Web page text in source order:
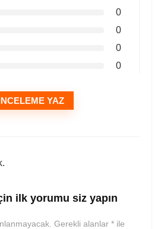
0
0
0
0
YAZ
ilk yorumu siz yapın
Gerekli alanlar * ile